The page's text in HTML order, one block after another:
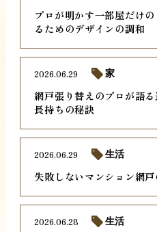
プロが明かす一部屋だけ
るためのデザインの調和
網戸張り替えのプロが語
長持ちの秘訣
2026.06.29 家
失敗しないマンション網
2026.06.29 生活
2026.06.28 生活